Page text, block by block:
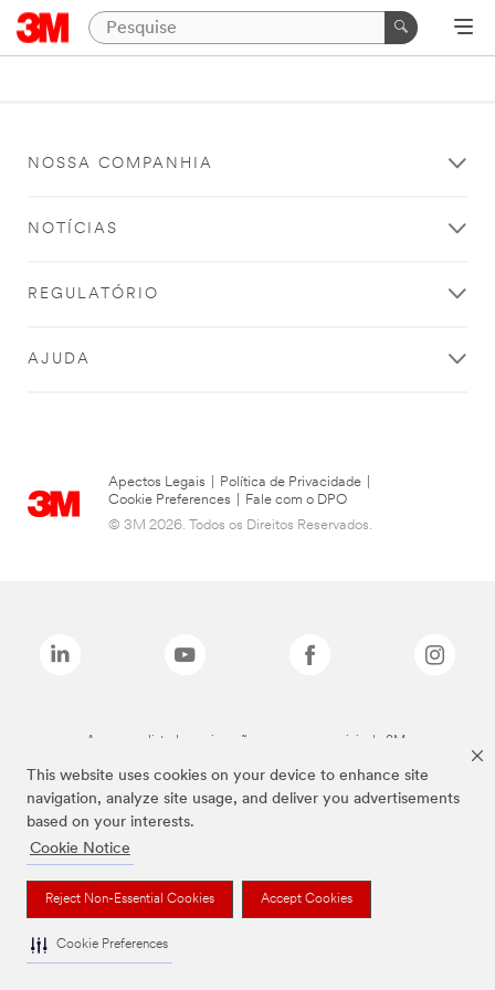
This website uses cookies on your device to enhance site
navigation, analyze site usage, and deliver you advertisements
based on your interests.
Cookie Notice
Reject Non-Essential Cookies Accept Cookies
Cookie Preferences
NOSSA COMPANHIA
NOTÍCIAS
REGULATÓRIO
AJUDA
Apectos Legais Política de Privacidade
Cookie Preferences
Fale com o DPO
© 3M 2026. Todos os Direitos Reservados.
As marcas listadas a cima são marcas comerciais da 3M.